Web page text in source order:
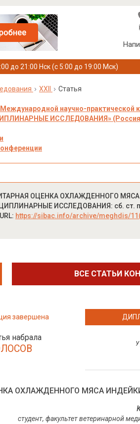
до 21:00 Нск (с 5:00 до 19:00 Мск)
XXII Статья
Международной научно-практической
ИССЛЕДОВАНИЯ» (Россия,
ОЦЕНКА ОХЛАЖДЕННОГО
ИССЛЕДОВАНИЯ: сб. ст.
https://sibac.info/archive/meghdis/
ВСЕ СТАТЬИ
завершена
набрала
ОХЛАЖДЕННОГО МЯСА
студент, факультет ветеринарной